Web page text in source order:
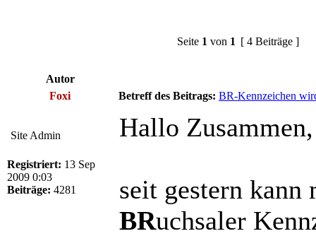
Seite 1 von 1 [ 4 Beiträge ]
Autor
Foxi
Betreff des Beitrags: BR-Kennzeichen
Site Admin
Registriert: 13 Sep
2009 0:03
Beiträge: 4281
Hallo Zusammen,
seit gestern kann
BRuchsaler